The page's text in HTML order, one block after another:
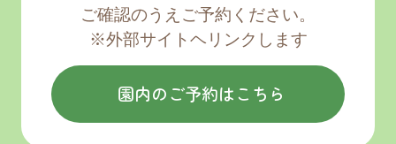
2025/09/17 リリース
「ふくしま推しの健活フェスタ2025」 開
催のお知らせ
ご確認のうえご予約ください。
※外部サイトヘリンクします
園内のご予約はこちら